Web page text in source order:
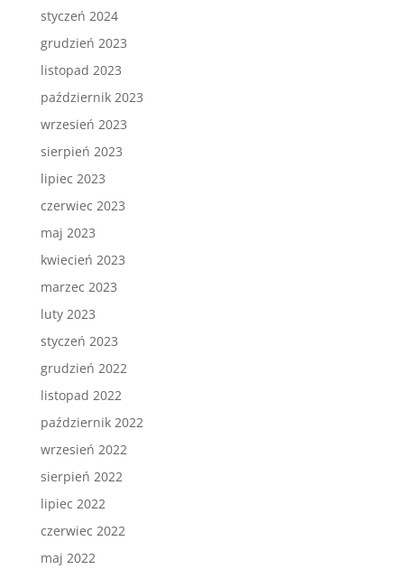
styczeń 2024
grudzień 2023
listopad 2023
październik 2023
wrzesień 2023
sierpień 2023
lipiec 2023
czerwiec 2023
maj 2023
kwiecień 2023
marzec 2023
luty 2023
styczeń 2023
grudzień 2022
listopad 2022
październik 2022
wrzesień 2022
sierpień 2022
lipiec 2022
czerwiec 2022
maj 2022